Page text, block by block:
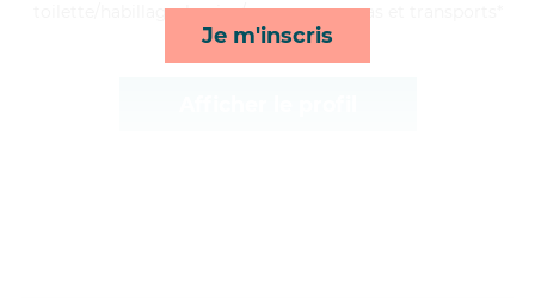
Je m'inscris
toilette/habillage, lessive/repassage, repas et transports*